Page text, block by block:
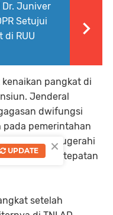
Dr. Juniver
Setujui
di RUU
pangkat di
Jenderal
dwifungsi
pada pemerintahan
dianugerahi
yang bertepatan
setelah
×
UPDATE